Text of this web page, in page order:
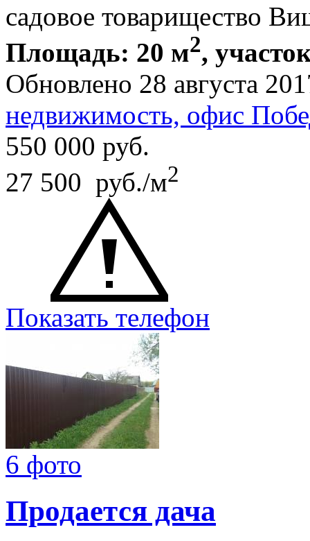
садовое товарищество
Площадь: 20 м2,
Обновлено 28 августа
недвижимость, офис
550 000 руб.
27 500 руб./м2
Показать телефон
6 фото
Продается дача